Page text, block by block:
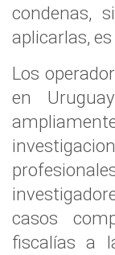
condenas,
aplicarlas,
Los
en
casos
fiscalías a